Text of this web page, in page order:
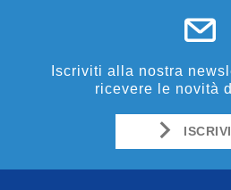
Iscriviti alla nostra
ricevere le novità